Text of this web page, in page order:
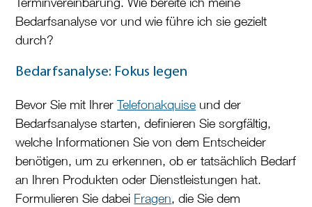
Bedarfsanalyse vor und wie führe ich sie gezielt
durch?
Bedarfsanalyse: Fokus legen
Bevor Sie mit IhrerTelefonakquise und der
Bedarfsanalyse starten, definieren Sie sorgfältig,
welche Informationen Sie von dem Entscheider
benötigen, um zu erkennen, ob er tatsächlich Bedarf
an Ihren Produkten oder Dienstleistungen hat.
Formulieren Sie dabei Fragen, die Sie dem